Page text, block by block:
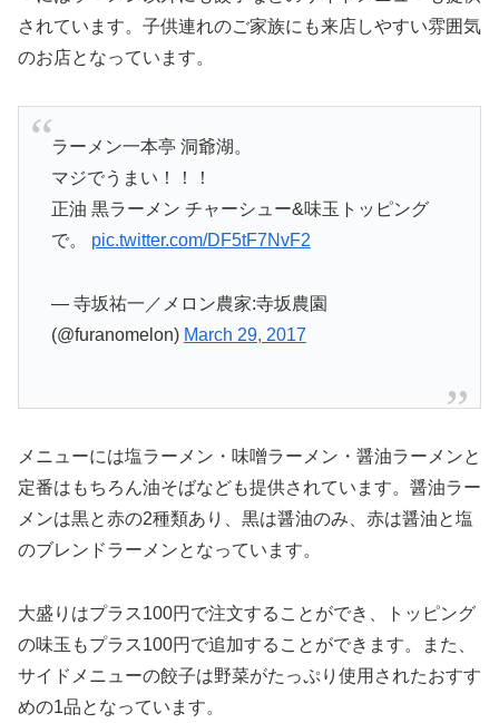
されています。子供連れのご家族にも来店しやすい雰囲気
のお店となっています。
ラーメン一本亭 洞爺湖。
マジでうまい！！！
正油 黒ラーメン チャーシュー&味玉トッピング
で。 pic.twitter.com/DF5tF7NvF2
— 寺坂祐一／メロン農家:寺坂農園
(@furanomelon) March 29, 2017
メニューには塩ラーメン・味噌ラーメン・醤油ラーメンと
定番はもちろん油そばなども提供されています。醤油ラー
メンは黒と赤の2種類あり、黒は醤油のみ、赤は醤油と塩
のブレンドラーメンとなっています。
大盛りはプラス100円で注文することができ、トッピング
の味玉もプラス100円で追加することができます。また、
サイドメニューの餃子は野菜がたっぷり使用されたおすす
めの1品となっています。